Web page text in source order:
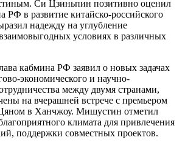
Си Цзиньпин позитивно оценил
РФ в развитие китайско-российского
надежду на углубление
условиях в различных
кабмина РФ заявил о новых задачах
экономического и научно-
между двумя странами,
на вчерашней встрече с премьером
в Ханчжоу. Мишустин отметил
климата для привлечения
поддержки совместных проектов.